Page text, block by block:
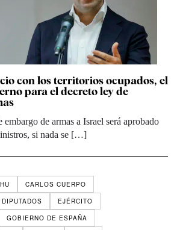
con los territorios ocupados, el
para el decreto ley de
de armas a Israel será aprobado
si nada se […]
CARLOS CUERPO
EJÉRCITO
GOBIERNO DE ESPAÑA